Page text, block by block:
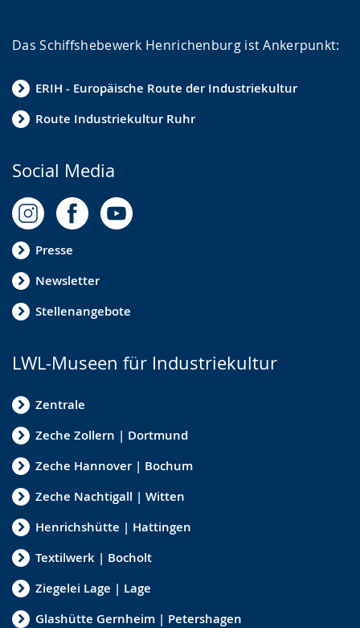
Das Schiffshebewerk Henrichenburg ist Ankerpunkt:
ERIH - Europäische Route der Industriekultur
Route Industriekultur Ruhr
Social Media
Presse
Newsletter
Stellenangebote
LWL-Museen für Industriekultur
Zentrale
Zeche Zollern | Dortmund
Zeche Hannover | Bochum
Zeche Nachtigall | Witten
Henrichshütte | Hattingen
Textilwerk | Bocholt
Ziegelei Lage | Lage
Glashütte Gernheim | Petershagen